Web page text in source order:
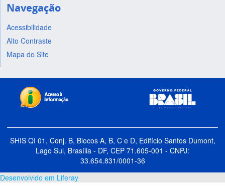
Navegação
Acessibilidade
Alto Contraste
Mapa do Site
SHIS QI 01, Conj. B, Blocos A, B, C e D, Edifício Santos Dumont,
Lago Sul, Brasília - DF, CEP 71.605-001 - CNPJ:
33.654.831/0001-36
Desenvolvido em Liferay